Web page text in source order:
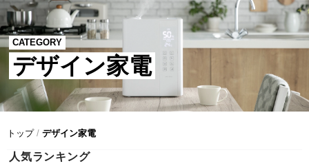
り
ア
イ
テ
ム
最
チ
CATEGORY
デザイン家電
トップ デザイン家電
人気ランキング